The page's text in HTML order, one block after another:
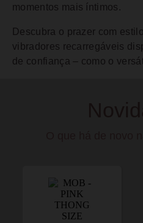
momentos mais íntimos.
Descubra o prazer com
vibradores recarregáveis
de confiança – como o